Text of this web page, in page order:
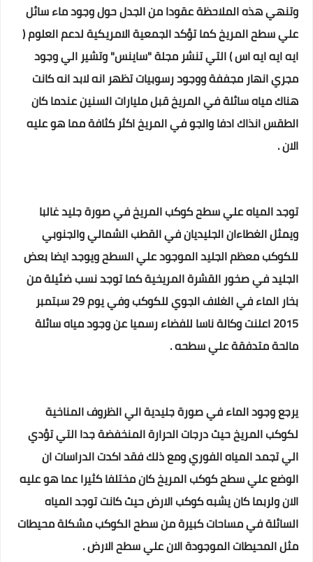
وتنهي هذه الملاحظة عقودا من الجدل حول وجود ماء سائل
علي سطح المريخ كما تؤكد الجمعية الامريكية لدعم العلوم (
ايه ايه ايه اس ) التي تنشر مجلة "ساينس" وتشير الي وجود
مجري انهار مجففة ووجود رسوبيات تظهر انه لابد انه كانت
هناك مياه سائلة في المريخ قبل مليارات السنين عندما كان
الطقس انذاك ادفا والجو في المريخ اكثر كثافة مما هو عليه
الان .
توجد المياه علي سطح كوكب المريخ في صورة جليد غالبا
ويمثل الغطاءان الجليديان في القطب الشمالي والجنوبي
للكوكب معظم الجليد الموجود علي السطح ويوجد ايضا بعض
الجليد في صخور القشرة المريخية كما توجد نسب ضئيلة من
بخار الماء في الغلاف الجوي للكوكب وفي يوم 29 سبتمبر
2015 اعلنت وكالة ناسا للفضاء رسميا عن وجود مياه سائلة
مالحة متدفقة علي سطحه .
يرجع وجود الماء في صورة جليدية الي الظروف المناخية
لكوكب المريخ حيث درجات الحرارة المنخفضة جدا التي تؤدي
الي تجمد المياه الفوري ومع ذلك فقد اكدت الدراسات ان
الوضع علي سطح كوكب المريخ كان مختلفا كثيرا عما هو عليه
الان ولربما كان يشبه كوكب الارض حيث كانت توجد المياه
السائلة في مساحات كبيرة من سطح الكوكب مشكلة محيطات
مثل المحيطات الموجودة الان علي سطح الارض .